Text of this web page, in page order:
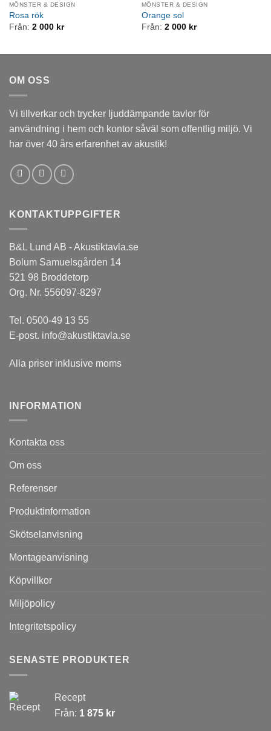
MÖNSTER & DESIGN
Rosa rök
Från: 2 000 kr
MÖNSTER & DESIGN
Orange sol
Från: 2 000 kr
OM OSS
Vi tillverkar och trycker ljuddämpande tavlor för
användning i hem och kontor såväl som offentlig miljö. Vi
har över 40 års erfarenhet av akustik!
KONTAKTUPPGIFTER
B&L Lund AB - Akustiktavla.se
Bolum Samuelsgården 14
521 98 Broddetorp
Org. Nr. 556097-8297
Tel. 0500-49 13 55
E-post. info@akustiktavla.se
Alla priser inklusive moms
INFORMATION
Kontakta oss
Om oss
Referenser
Produktinformation
Skötselanvisning
Montageanvisning
Köpvillkor
Miljöpolicy
Integritetspolicy
SENASTE PRODUKTER
Recept
Från: 1 875 kr